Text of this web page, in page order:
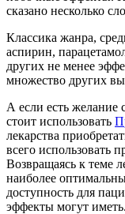
сказано несколько
Классика жанра,
аспирин,
других не менее
множество других
А если есть желание
стоит использовать
лекарства
всего использовать
Возвращаясь к теме
наиболее
доступность для
эффекты могут иметь.